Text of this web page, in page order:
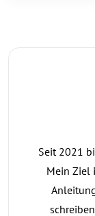
Seit 2021
Mein Ziel